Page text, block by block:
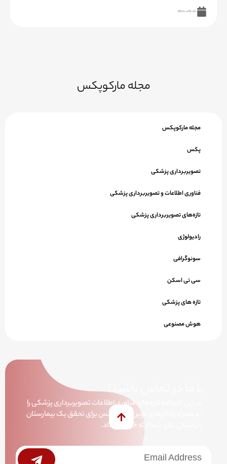
مجله مارکوپکس
مجله مارکوپکس
پکس
تصویربرداری پزشکی
فناوری اطلاعات و تصویربرداری پزشکی
تازه‌های تصویربرداری پزشکی
رادیولوژی
سونوگرافی
سی تی اسکن
تازه های پزشکی
هوش مصنوعی
با ما در تماس باشید!
در این خبرنامه تازه‌های فناوری اطلاعات تصویربرداری پزشکی را
به همراه راه‌کارهای نوین مارکوپکس برای تحقق یک بیمارستان
دیجیتال، برای شما ارئه خواهیم داد.
خبرنامه Submit